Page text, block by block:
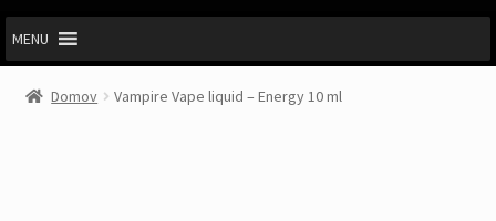
MENU
Domov Vampire Vape liquid – Energy 10 ml